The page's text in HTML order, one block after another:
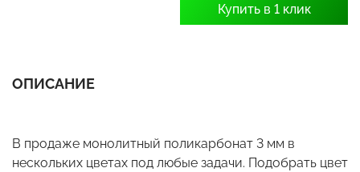
Купить в 1 клик
ОПИСАНИЕ
В продаже монолитный поликарбонат 3 мм в
нескольких цветах под любые задачи. Подобрать цвет